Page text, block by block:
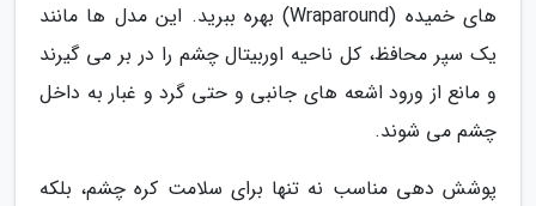
های خمیده (Wraparound) بهره ببرید. این مدل ها مانند
یک سپر محافظ، کل ناحیه اوربیتال چشم را در بر می گیرند
و مانع از ورود اشعه های جانبی و حتی گرد و غبار به داخل
چشم می شوند.
پوشش دهی مناسب نه تنها برای سلامت کره چشم، بلکه